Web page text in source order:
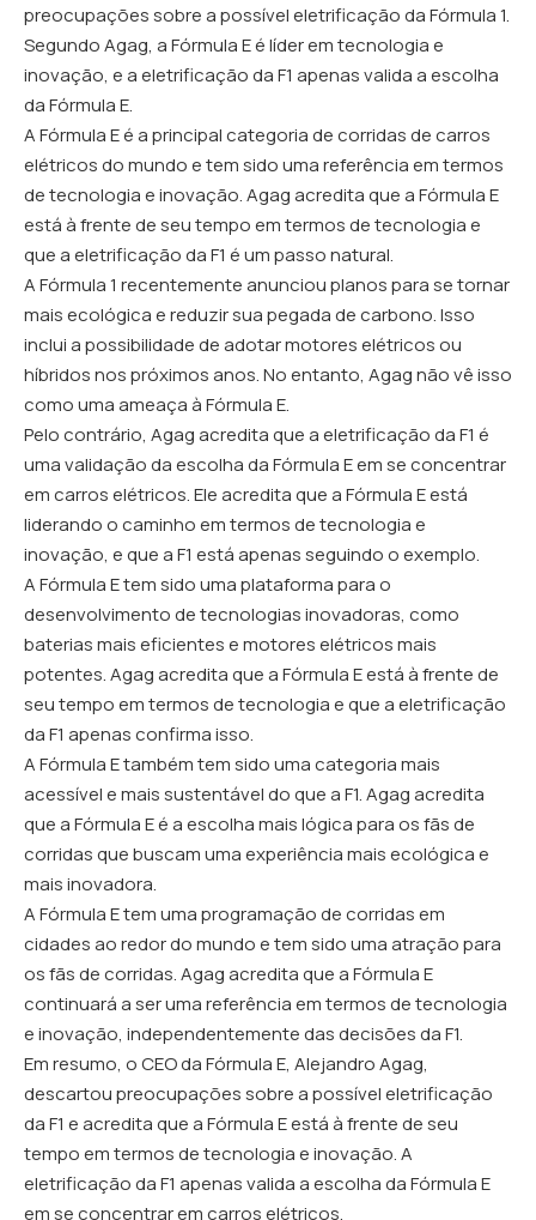
preocupações sobre a possível eletrificação da Fórmula 1.
Segundo Agag, a Fórmula E é líder em tecnologia e
inovação, e a eletrificação da F1 apenas valida a escolha
da Fórmula E.
A Fórmula E é a principal categoria de corridas de carros
elétricos do mundo e tem sido uma referência em termos
de tecnologia e inovação. Agag acredita que a Fórmula E
está à frente de seu tempo em termos de tecnologia e
que a eletrificação da F1 é um passo natural.
A Fórmula 1 recentemente anunciou planos para se tornar
mais ecológica e reduzir sua pegada de carbono. Isso
inclui a possibilidade de adotar motores elétricos ou
híbridos nos próximos anos. No entanto, Agag não vê isso
como uma ameaça à Fórmula E.
Pelo contrário, Agag acredita que a eletrificação da F1 é
uma validação da escolha da Fórmula E em se concentrar
em carros elétricos. Ele acredita que a Fórmula E está
liderando o caminho em termos de tecnologia e
inovação, e que a F1 está apenas seguindo o exemplo.
A Fórmula E tem sido uma plataforma para o
desenvolvimento de tecnologias inovadoras, como
baterias mais eficientes e motores elétricos mais
potentes. Agag acredita que a Fórmula E está à frente de
seu tempo em termos de tecnologia e que a eletrificação
da F1 apenas confirma isso.
A Fórmula E também tem sido uma categoria mais
acessível e mais sustentável do que a F1. Agag acredita
que a Fórmula E é a escolha mais lógica para os fãs de
corridas que buscam uma experiência mais ecológica e
mais inovadora.
A Fórmula E tem uma programação de corridas em
cidades ao redor do mundo e tem sido uma atração para
os fãs de corridas. Agag acredita que a Fórmula E
continuará a ser uma referência em termos de tecnologia
e inovação, independentemente das decisões da F1.
Em resumo, o CEO da Fórmula E, Alejandro Agag,
descartou preocupações sobre a possível eletrificação
da F1 e acredita que a Fórmula E está à frente de seu
tempo em termos de tecnologia e inovação. A
eletrificação da F1 apenas valida a escolha da Fórmula E
em se concentrar em carros elétricos.